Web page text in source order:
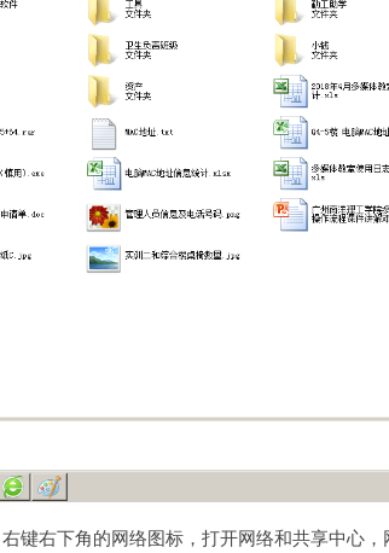
键右下角的网络图标，打开网络和共享中心